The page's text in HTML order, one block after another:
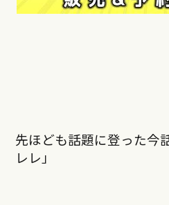
先ほども話題に登った今
レレ」